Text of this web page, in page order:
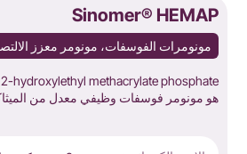
Sinomer® HEMAP
مونومرات الفوسفات، مونومر معزز
هو مونومر فوسفات وظيفي معدل من